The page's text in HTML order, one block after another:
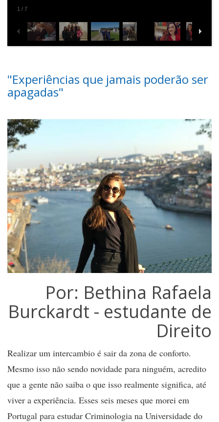
2 / 7
"Experiências que jamais poderão ser
apagadas"
Por: Bethina Rafaela
Burckardt - estudante de
Direito
Realizar um intercambio é sair da zona de conforto.
Mesmo isso não sendo novidade para ninguém, acredito
que a gente não saiba o que isso realmente significa, até
viver a experiência. Esses seis meses que morei em
Portugal para estudar Criminologia na Universidade do